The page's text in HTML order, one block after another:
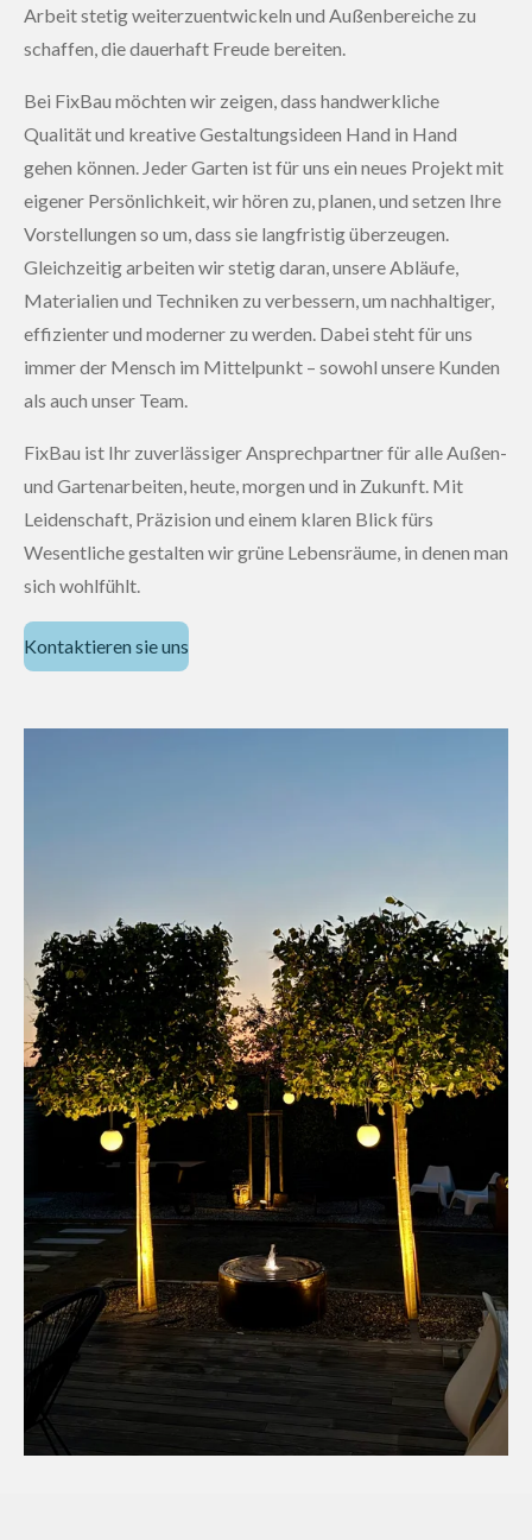
Arbeit stetig weiterzuentwickeln und Außenbereiche zu
schaffen, die dauerhaft Freude bereiten.
Bei FixBau möchten wir zeigen, dass handwerkliche
Qualität und kreative Gestaltungsideen Hand in Hand
gehen können. Jeder Garten ist für uns ein neues Projekt mit
eigener Persönlichkeit, wir hören zu, planen, und setzen Ihre
Vorstellungen so um, dass sie langfristig überzeugen.
Gleichzeitigarbeiten wir stetig daran, unsere Abläufe,
Materialien und Techniken zu verbessern, um nachhaltiger,
effizienter und moderner zu werden. Dabei steht für uns
immer der Mensch im Mittelpunkt – sowohl unsere Kunden
als auch unser Team.
FixBau ist Ihr zuverlässiger Ansprechpartner für alle Außen-
und Gartenarbeiten, heute, morgen und in Zukunft. Mit
Leidenschaft, Präzision und einem klaren Blick fürs
Wesentliche gestalten wir grüne Lebensräume, in denen man
sich wohlfühlt.
Kontaktieren sie uns